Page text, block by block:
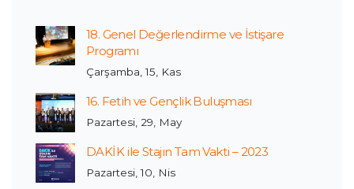
18. Genel Değerlendirme ve İstişare
Programı
Çarşamba, 15, Kas
16. Fetih ve Gençlik Buluşması
Pazartesi, 29, May
DAKİK ile Stajın Tam Vakti – 2023
Pazartesi, 10, Nis